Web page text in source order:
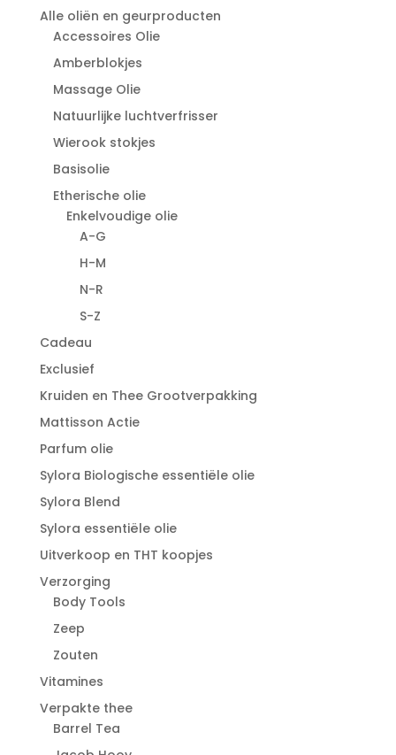
Alle oliën en geurproducten
Accessoires Olie
Amberblokjes
Massage Olie
Natuurlijke luchtverfrisser
Wierook stokjes
Basisolie
Etherische olie
Enkelvoudige olie
A-G
H-M
N-R
S-Z
Cadeau
Exclusief
Kruiden en Thee Grootverpakking
Mattisson Actie
Parfum olie
Sylora Biologische essentiële olie
Sylora Blend
Sylora essentiële olie
Uitverkoop en THT koopjes
Verzorging
Body Tools
Zeep
Zouten
Vitamines
Verpakte thee
Barrel Tea